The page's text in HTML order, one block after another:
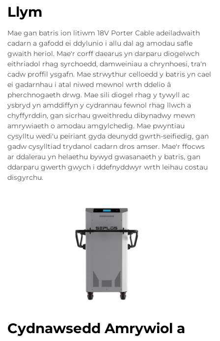
Llym
Mae gan batris ion litiwm 18V Porter Cable adeiladwaith
cadarn a gafodd ei ddylunio i allu dal ag amodau safle
gwaith heriol. Mae'r corff daearus yn darparu diogelwch
eithriadol rhag syrchoedd, damweiniau a chrynhoesi, tra'n
cadw proffil ysgafn. Mae strwythur celloedd y batris yn cael
ei gadarnhau i atal niwed mewnol wrth ddelio â
pherchnogaeth drwg. Mae sili diogel rhag y tywyll ac
ysbryd yn amddiffyn y cydrannau fewnol rhag llwch a
chyffyrddin, gan sicrhau gweithredu dibynadwy mewn
amrywiaeth o amodau amgylchedig. Mae pwyntiau
cysylltu wedi'u peiriant gyda deunydd gwrth-seifiedig, gan
gadw cysylltiad trydanol cadarn dros amser. Mae'r ffocws
ar ddalerau yn helaethu bywyd gwasanaeth y batris, gan
ddarparu gwerth gwych i ddefnyddwyr wrth leihau costau
disgyrchu.
Cydnawsedd Amrywiol a